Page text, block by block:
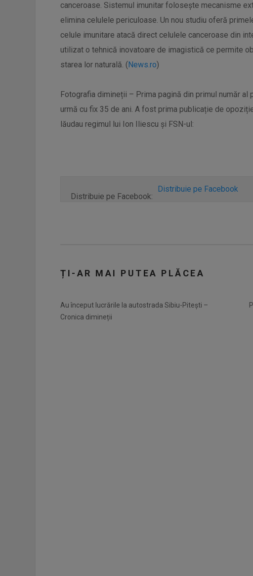
canceroase. Sistemul imunitar foloseşte mecanisme
elimina celulele periculoase. Un nou studiu oferă
celule imunitare atacă direct celulele canceroase din
utilizat o tehnică inovatoare de imagistică ce permite
starea lor naturală. (News.ro)
Fotografia dimineții – Prima pagină din primul număr al
urmă cu fix 35 de ani. A fost prima publicație de
lăudau regimul lui Ion Iliescu și FSN-ul:
Distribuie pe Facebook:
Distribuie pe Facebook
ȚI-AR MAI PUTEA PLĂCEA
Au început lucrările la autostrada Sibiu-Pitești –
Cronica dimineții